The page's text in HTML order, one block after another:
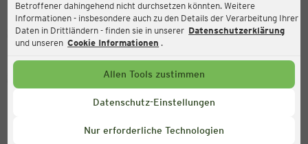
Betroffener dahingehend nicht durchsetzen könnten. Weitere
Informationen - insbesondere auch zu den Details der Verarbeitung Ihrer
Daten in Drittländern - finden sie in unserer Datenschutzerklärung
und unseren Cookie Informationen .
Allen Tools zustimmen
Datenschutz-Einstellungen
Nur erforderliche Technologien
Aktuell:
Geschlossen
Service Hotline
+49 (0) 2546 / 98 999 98